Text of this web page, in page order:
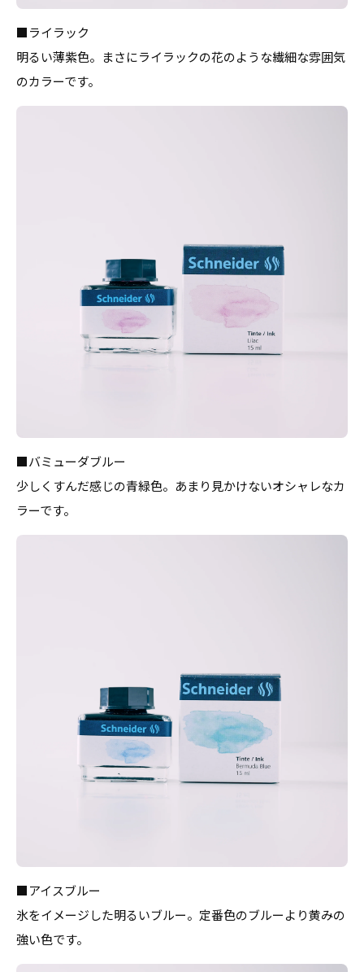
■ライラック
明るい薄紫色。まさにライラックの花のような繊細な雰囲気
のカラーです。
■バミューダブルー
少しくすんだ感じの青緑色。あまり見かけないオシャレなカ
ラーです。
■アイスブルー
氷をイメージした明るいブルー。定番色のブルーより黄みの
強い色です。